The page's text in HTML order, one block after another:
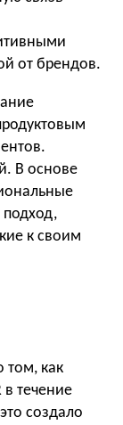
от брендов.
В основе
к своим
том, как
в течение
создало